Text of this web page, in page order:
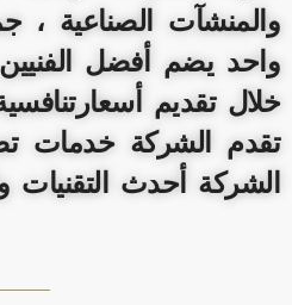
والمنشآت الصناعية
واحد يضم أفضل
خلال تقديم
تقدم الشركة خدمات
الشركة أحدث التقنيات